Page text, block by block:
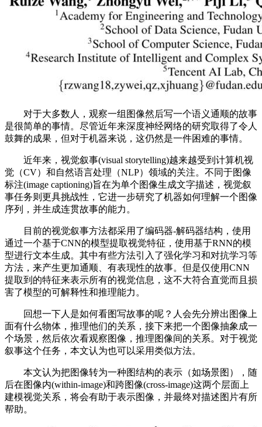
对于大多数人，观察一组图像然后写一个语义通顺的故事
是很简单的事情。尽管近年来深度神经网络的研究取得了令人
鼓舞的成果，但对于机器来说，这仍然是一件困难的事情。
近年来，视觉叙事(visual storytelling)越来越受到计算机视
觉（CV）和自然语言处理（NLP）领域的关注。不同于图像
标注(image captioning)旨在为单个图像生成文字描述，视觉叙
事任务则更具挑战性，它进一步研究了机器如何理解一个图像
序列，并生成连贯故事的能力。
目前的视觉叙事方法都采用了编码器-解码器结构，使用
通过一个基于CNN的模型提取视觉特征，使用基于RNN的模
型进行文本生成。其中有些方法引入了强化学习和对抗学习等
方法，来产生更加通顺、有表现性的故事。但是仅使用CNN
提取到的特征来表示所有的视觉信息，这不大符合直觉而且损
害了模型的可解释性和推理能力。
回想一下人是如何看图写故事的呢？人会先分辨出图像上
面有什么物体，推理他们的关系，接下来把一个图像抽象成一
个场景，然后依次看观察图像，推理图像间的关系。对于视觉
叙事这个任务，本文认为也可以采用类似方法。
本文认为把图像转为一种图结构的表示（如场景图），随
后在图像内(within-image)和跨图像(cross-image)这两个层面上
建模视觉关系，将会有助于表示图像，并最终对描述图片有所
帮助。